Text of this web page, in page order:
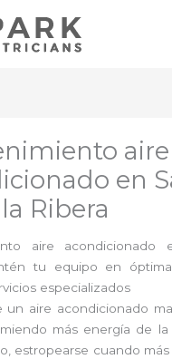
aire
en
Ribera
aire acondicionado
tu equipo en
especializados
un aire acondicionado
más energía de
estropearse cuando más